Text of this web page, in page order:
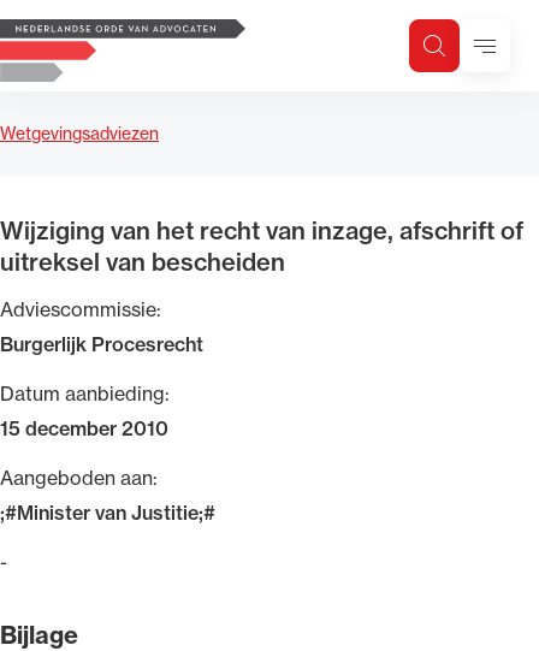
Logo, to the homepage
ZoekenMenu
Wetgevingsadviezen
Wijziging van het recht van inzage, afschrift of
uitreksel van bescheiden
Adviescommissie:
Burgerlijk Procesrecht
Datum aanbieding:
15 december 2010
Aangeboden aan:
;#Minister van Justitie;#
-
Bijlage
Zoeken
Zoek op trefwoord